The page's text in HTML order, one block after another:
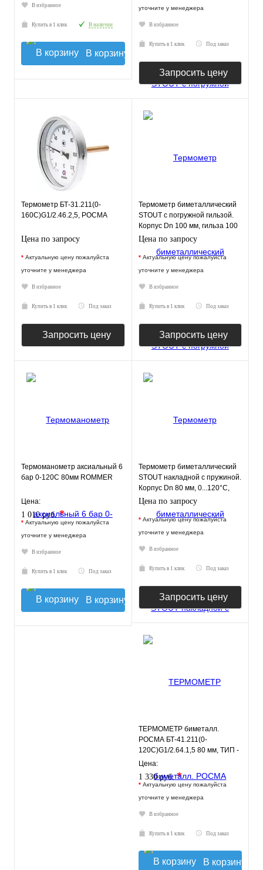
В избранное
Купить в 1 клик В наличии
В корзину
уточните у менеджера
В избранное
Купить в 1 клик Под заказ
Запросить цену
Термометр БТ-31.211(0-
160С)G1/2.46.2,5, РОСМА
Цена по запросу
* Актуальную цену пожалуйста
уточните у менеджера
В избранное
Купить в 1 клик Под заказ
Запросить цену
Термометр биметаллический
STOUT с погружной гильзой.
Корпус Dn 100 мм, гильза 100
мм 1/2"
Цена по запросу
* Актуальную цену пожалуйста
уточните у менеджера
В избранное
Купить в 1 клик Под заказ
Запросить цену
Термоманометр аксиальный 6
бар 0-120С 80мм ROMMER
Цена:
1 010 руб.*
* Актуальную цену пожалуйста
уточните у менеджера
В избранное
Купить в 1 клик Под заказ
В корзину
Термометр биметаллический
STOUT накладной с пружиной.
Корпус Dn 80 мм, 0...120°С,
1"-2"
Цена по запросу
* Актуальную цену пожалуйста
уточните у менеджера
В избранное
Купить в 1 клик Под заказ
Запросить цену
ТЕРМОМЕТР биметалл.
РОСМА БТ-41.211(0-
120С)G1/2.64.1,5 80 мм, ТИП -
БТ-41 корпус - хромированная
Цена:
1 330 руб.*
* Актуальную цену пожалуйста
уточните у менеджера
В избранное
Купить в 1 клик Под заказ
В корзину